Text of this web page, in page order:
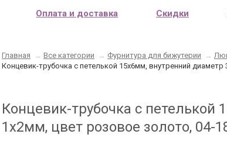
Оплата и доставка Скидки
Главная → Все категории → Фурнитура для бижутерии →
Концевик-трубочка с петелькой 15х6мм, внутренний
Концевик-трубочка с
1х2мм, цвет розовое золото, 04-